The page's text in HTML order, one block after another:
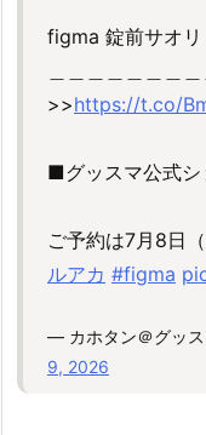
figma 錠前サオリ
>>https://t.co/
■グッスマ公式シ
ご予約は7月8日
ルアカ #figma
— カホタン＠グッ
9, 2026